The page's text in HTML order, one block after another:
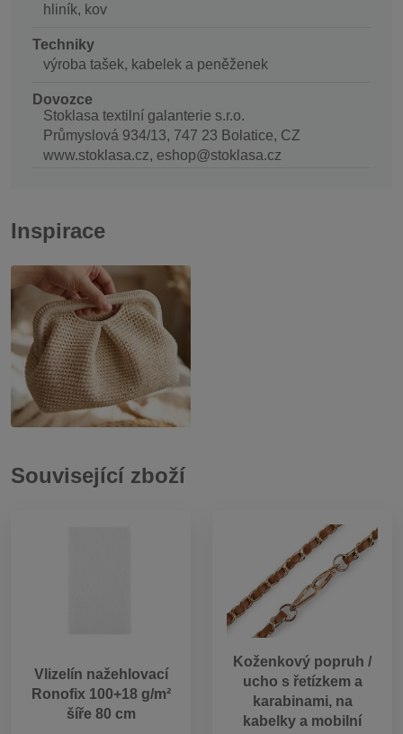
hliník, kov
Techniky
výroba tašek, kabelek a peněženek
Dovozce
Stoklasa textilní galanterie s.r.o.
Průmyslová 934/13, 747 23 Bolatice, CZ
www.stoklasa.cz, eshop@stoklasa.cz
Inspirace
Související zboží
Vlizelín nažehlovací
Ronofix 100+18 g/m²
šíře 80 cm
Koženkový popruh /
ucho s řetízkem a
karabinami, na
kabelky a mobilní